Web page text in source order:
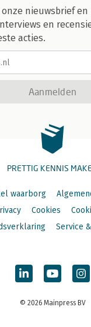
onze nieuwsbrief
en
acties.
Aanmelden
PRETTIG KENNIS
waarborg
Cookies
Service
© 2026 Mainpress BV